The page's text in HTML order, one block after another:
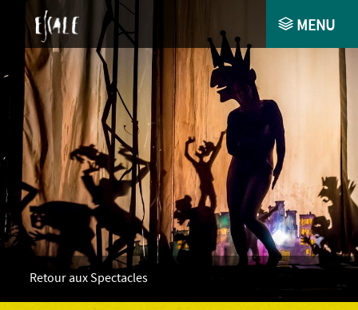
MENU
ACCUEIL
COMPAGNIE
AGENDA
SPECTACLES
COLLABORATIONS ET ACCOMPAGNEMENTS
ESPACE PRO
CONTACT
Retour aux Spectacles